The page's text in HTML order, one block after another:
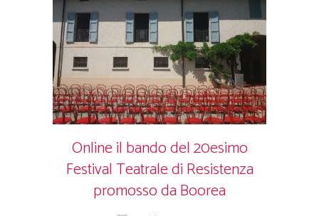
Online il bando del 20esimo
Festival Teatrale di Resistenza
promosso da Boorea